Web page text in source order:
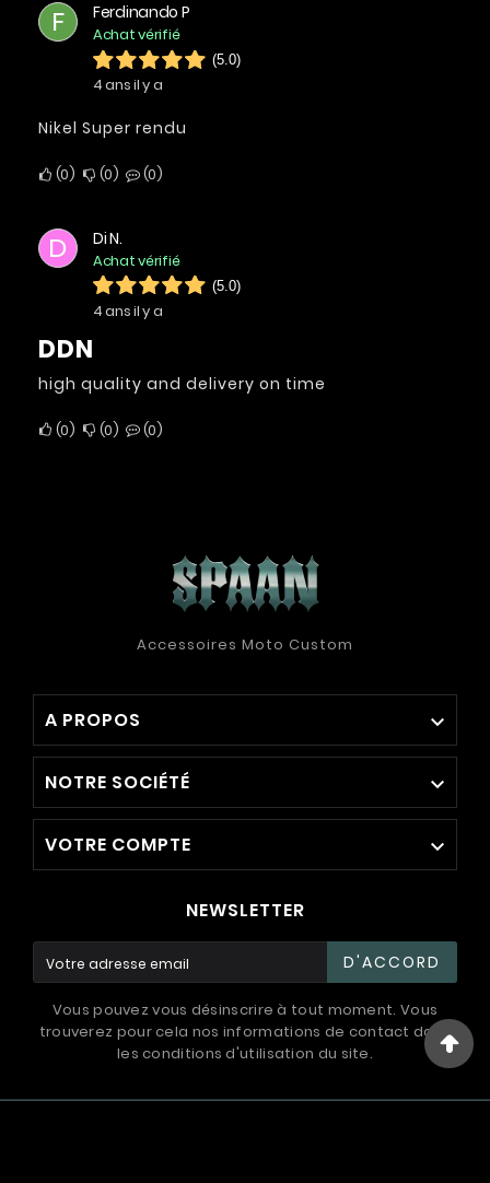
F Ferdinando P
Achat vérifié
(5.0)
4 ans il y a
Nikel Super rendu
0 0 0
D Di N.
Achat vérifié
(5.0)
4 ans il y a
DDN
high quality and delivery on time
0 0 0
Accessoires Moto Custom
A PROPOS 
NOTRE SOCIÉTÉ 
VOTRE COMPTE 
NEWSLETTER
D'ACCORD
Vous pouvez vous désinscrire à tout moment. Vous
trouverez pour cela nos informations de contact dans
les conditions d'utilisation du site.